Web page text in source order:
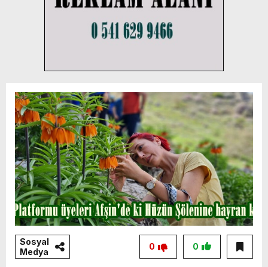
Sosyal
Medya
0
0